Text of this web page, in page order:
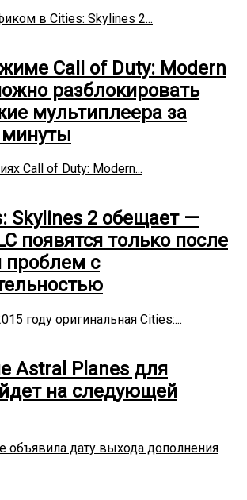
в Cities: Skylines 2...
Call of Duty: Modern
разблокировать
мультиплеера за
Call of Duty: Modern...
Skylines 2 обещает —
появятся только после
проблем с
году оригинальная Cities:...
Astral Planes для
на следующей
объявила дату выхода дополнения